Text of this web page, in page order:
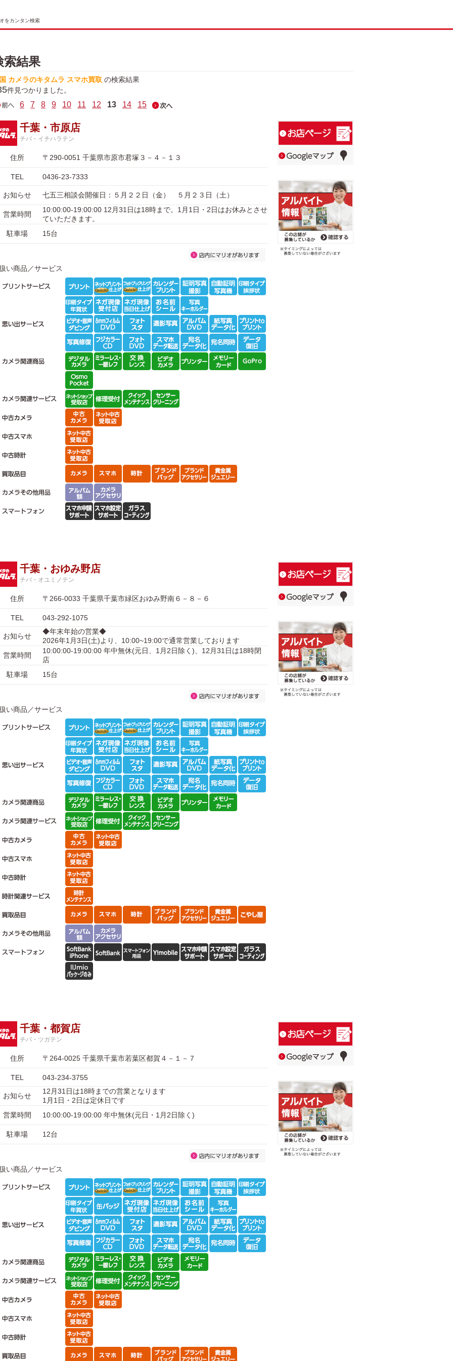
をカンタン検索
索結果
カメラのキタムラ スマホ買取 の検索結果
件見つかりました。
6 7 8 9 10 11 12 13 14 15
千葉・市原店
チバ・イチハラテン
住所 〒290-0051 千葉県市原市君塚３－４－１３
TEL 0436-23-7333
お知らせ 七五三相談会開催日：５月２２日（金） ５月２３日（土）
営業時間
10:00:00-19:00:00 12月31日は18時まで。1月1日・2日はお休みとさせ
ていただきます。
駐車場
15台
い商品／サービス
千葉・おゆみ野店
チバ・オユミノテン
住所 〒266-0033 千葉県千葉市緑区おゆみ野南６－８－６
TEL 043-292-1075
お知らせ
◆年末年始の営業◆
2026年1月3日(土)より、10:00~19:00で通常営業しております
営業時間
10:00:00-19:00:00 年中無休(元日、1月2日除く)、12月31日は18時閉
店
駐車場
15台
い商品／サービス
千葉・都賀店
チバ・ツガテン
住所 〒264-0025 千葉県千葉市若葉区都賀４－１－７
TEL 043-234-3755
お知らせ
12月31日は18時までの営業となります
1月1日・2日は定休日です
営業時間
10:00:00-19:00:00 年中無休(元日・1月2日除く)
駐車場 12台
い商品／サービス